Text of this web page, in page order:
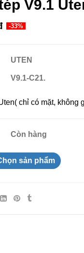
V9.1
-33%
UTEN
V9.1-C21.
chỉ có mặt, không
Còn hàng
sản phẩm